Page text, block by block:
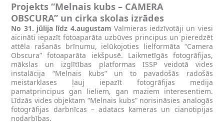
Projekts “Melnais kubs – CAMERA
OBSCURA” un cirka skolas izrādes
No 31. jūlija līdz 4.augustam Valmieras iedzīvotāji un viesi
aicināti iepazīt fotoaparāta uzbūves principus un pieredzēt
attēla rašanās brīnumu, ielūkojoties lielformāta “Camera
Obscura” fotoaparāta iekšpusē. Laikmetīgās fotogrāfijas,
mākslas un izglītības platformas ISSP veidotā vides
instalācija “Melnais kubs” un to pavadošās radošās
meistarklases ļauj iepazīt fotogrāfijas medija
pamatprincipus gan lieliem, gan maziem interesentiem.
Līdzās vides objektam “Melnais kubs” norisināsies analogās
fotogrāfijas darbnīcas – adatacs kameras un cianotipijas
nodarbības.